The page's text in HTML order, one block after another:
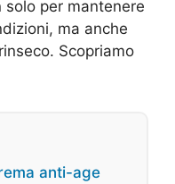
per mantenere
ma anche
Scopriamo
anti-age